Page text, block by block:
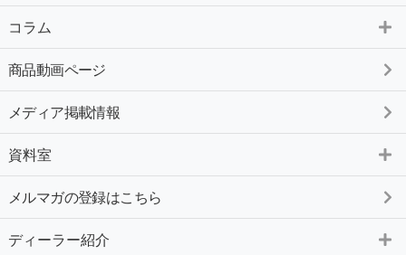
コラム
商品動画ページ
メディア掲載情報
資料室
メルマガの登録はこちら
ディーラー紹介